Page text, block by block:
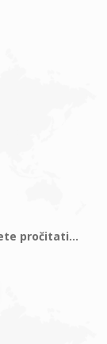
pročitati...